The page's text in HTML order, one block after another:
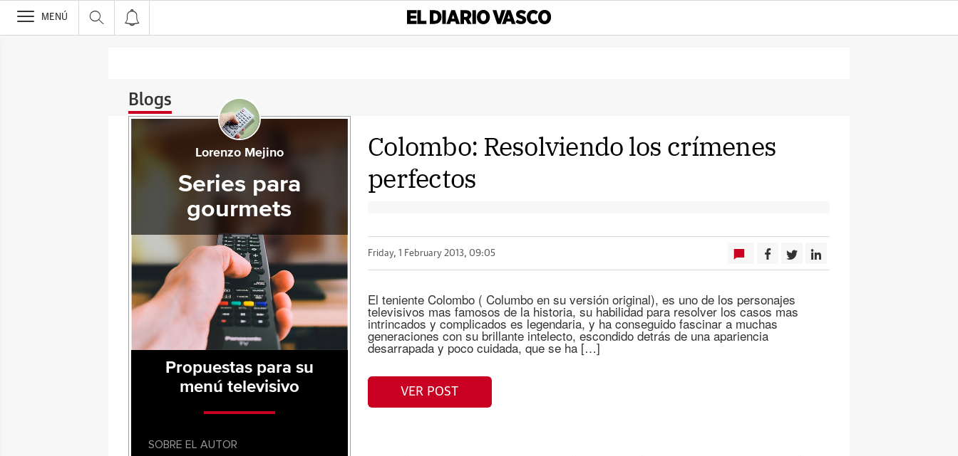
>
MENÚ
Blogs
Colombo: Resolviendo los crímenes
perfectos
Friday, 1 February 2013, 09:05
El teniente Colombo ( Columbo en su versión original), es uno de los personajes
televisivos mas famosos de la historia, su habilidad para resolver los casos mas
intrincados y complicados es legendaria, y ha conseguido fascinar a muchas
generaciones con su brillante intelecto, escondido detrás de una apariencia
desarrapada y poco cuidada, que se ha […]
VER POST
Lorenzo Mejino
Series para
gourmets
Propuestas para su
menú televisivo
SOBRE EL AUTOR